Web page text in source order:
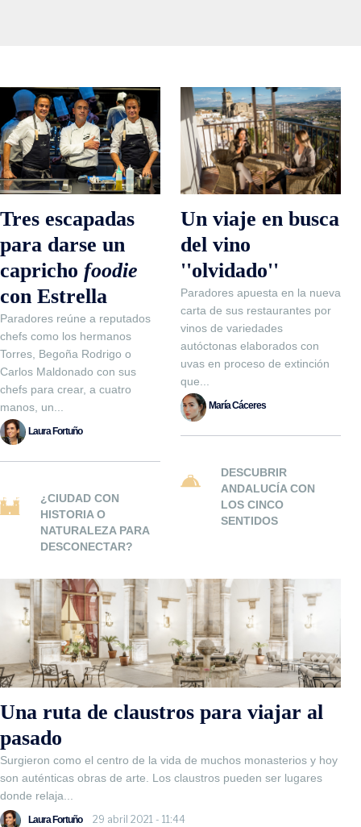
Tres escapadas
para darse un
capricho foodie
con Estrella
Paradores reúne a reputados
chefs como los hermanos
Torres, Begoña Rodrigo o
Carlos Maldonado con sus
chefs para crear, a cuatro
manos, un...
Laura Fortuño
Un viaje en busca
del vino
''olvidado''
Paradores apuesta en la nueva
carta de sus restaurantes por
vinos de variedades
autóctonas elaborados con
uvas en proceso de extinción
que...
María Cáceres
Una ruta de claustros para viajar al
pasado
Surgieron como el centro de la vida de muchos monasterios y hoy
son auténticas obras de arte. Los claustros pueden ser lugares
donde relaja...
Laura Fortuño 29 abril 2021 - 11:44